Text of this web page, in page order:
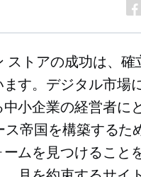
ストアの成功は、確
す。デジタル市場
中小企業の経営者に
ス帝国を構築するた
ムを見つけること